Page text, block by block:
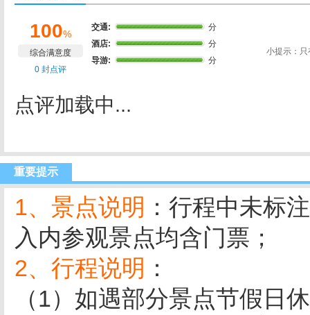
100%
综合满意度
0 封点评
交通:
分
酒店:
分
导游:
分
小提示：
点评加载中...
重要提示
1、景点说明 ：行程中未标
入内参观景点均含门票；
2、行程说明 ：
（1）如遇部分景点节假日